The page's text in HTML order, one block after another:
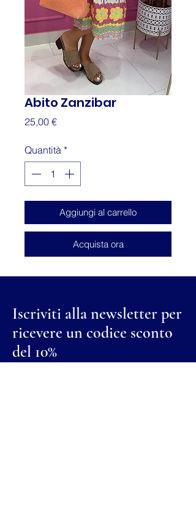
Abito Zanzibar
25,00 €Prezzo
Quantità *
Aggiungi al carrello
Acquista ora
Iscriviti alla newsletter per
ricevere un codice sconto
del 10%